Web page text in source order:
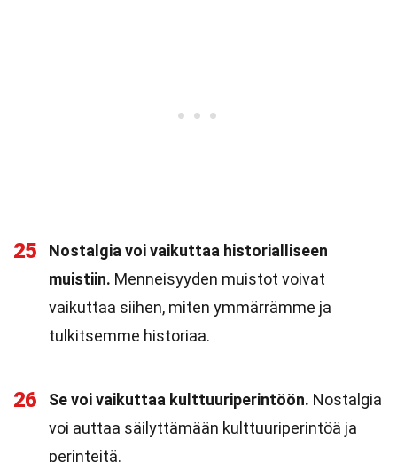
25
Nostalgia voi vaikuttaa historialliseen
muistiin. Menneisyyden muistot voivat
vaikuttaa siihen, miten ymmärrämme ja
tulkitsemme historiaa.
26 Se voi vaikuttaa kulttuuriperintöön. Nostalgia
voi auttaa säilyttämään kulttuuriperintöä ja
perinteitä.